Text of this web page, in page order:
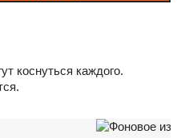
коснуться каждого.